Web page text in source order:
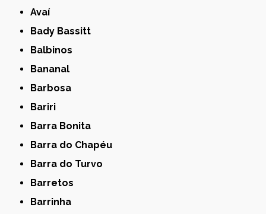
Avaí
Bady Bassitt
Balbinos
Bananal
Barbosa
Bariri
Barra Bonita
Barra do Chapéu
Barra do Turvo
Barretos
Barrinha